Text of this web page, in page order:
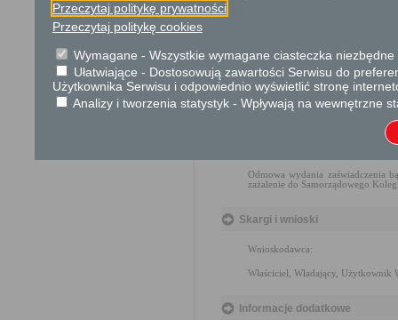
Tryb odwoławczy
Ustalenie numerów porządkowych:
Przepisy dotyczące numeracji
uprzednim wezwaniu na piśmie
Odmowa wydania zaświadczenia
zażalenie do Samorządowego
Skargi i wnioski
Wnioskodawca:
Właściciel, Władający, Użytkownik
Informacje dodatkowe
Przeczytaj politykę prywatności
Przeczytaj politykę cookies
Wymagane - Wszystkie wymagane ciasteczka
Ułatwiające - Dostosowują zawartości Serwisu do
Użytkownika Serwisu i odpowiednio wyświetlić stronę
Analizy i tworzenia statystyk - Wpływają na wewnętrzne